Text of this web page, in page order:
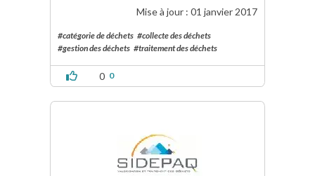
Mise à jour : 01 janvier 2017
#catégorie de déchets #collecte des déchets
#gestion des déchets #traitement des déchets
0 0